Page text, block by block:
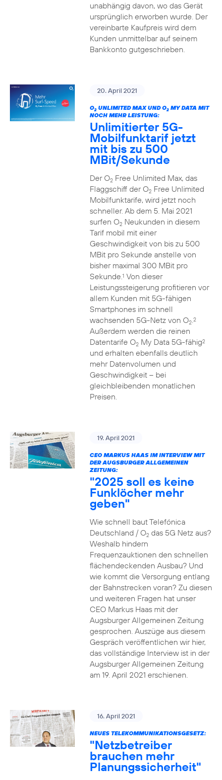
unabhängig davon, wo das Gerät
ursprünglich erworben wurde. Der
vereinbarte Kaufpreis wird dem
Kunden unmittelbar auf seinem
Bankkonto gutgeschrieben.
20. April 2021
O2UNLIMITED MAX UND O2MY DATA MIT
NOCH MEHR LEISTUNG:
Unlimitierter 5G-
Mobilfunktarif jetzt
mit bis zu 500
MBit/Sekunde
Der O2Free Unlimited Max, das
Flaggschiff der O2Free Unlimited
Mobilfunktarife, wird jetzt noch
schneller. Ab dem 5. Mai 2021
surfen O2Neukunden in diesem
Tarif mobil mit einer
Geschwindigkeit von bis zu 500
MBit pro Sekunde anstelle von
bisher maximal 300 MBit pro
Sekunde.1 Von dieser
Leistungssteigerung profitieren vor
allem Kunden mit 5G-fähigen
Smartphones im schnell
wachsenden 5G-Netz von O2.2
Außerdem werden die reinen
Datentarife O2My Data 5G-fähig2
und erhalten ebenfalls deutlich
mehr Datenvolumen und
Geschwindigkeit – bei
gleichbleibenden monatlichen
Preisen.
19. April 2021
CEO MARKUS HAAS IM INTERVIEW MIT
DER AUGSBURGER ALLGEMEINEN
ZEITUNG:
"2025 soll es keine
Funklöcher mehr
geben"
Wie schnell baut Telefónica
Deutschland / O2das 5G Netz aus?
Weshalb hindern
Frequenzauktionen den schnellen
flächendeckenden Ausbau? Und
wie kommt die Versorgung entlang
der Bahnstrecken voran? Zu diesen
und weiteren Fragen hat unser
CEO Markus Haas mit der
Augsburger Allgemeinen Zeitung
gesprochen. Auszüge aus diesem
Gespräch veröffentlichen wir hier,
das vollständige Interview ist in der
Augsburger Allgemeinen Zeitung
am 19. April 2021 erschienen.
16. April 2021
NEUES TELEKOMMUNIKATIONSGESETZ:
"Netzbetreiber
brauchen mehr
Planungssicherheit"